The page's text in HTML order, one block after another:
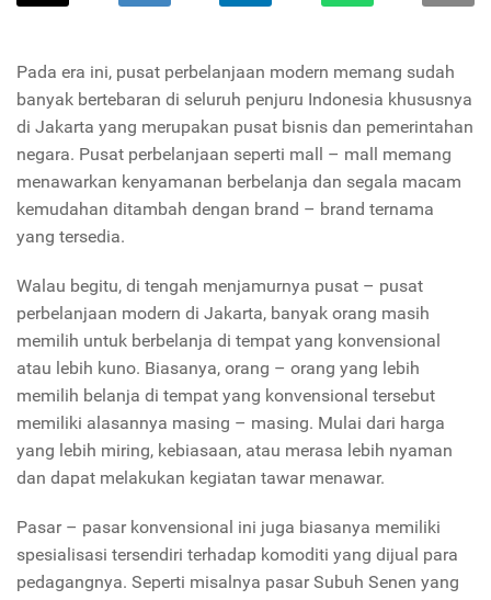
Pada era ini, pusat perbelanjaan modern memang sudah
banyak bertebaran di seluruh penjuru Indonesia khususnya
di Jakarta yang merupakan pusat bisnis dan pemerintahan
negara. Pusat perbelanjaan seperti mall – mall memang
menawarkan kenyamanan berbelanja dan segala macam
kemudahan ditambah dengan brand – brand ternama
yang tersedia.
Walau begitu, di tengah menjamurnya pusat – pusat
perbelanjaan modern di Jakarta, banyak orang masih
memilih untuk berbelanja di tempat yang konvensional
atau lebih kuno. Biasanya, orang – orang yang lebih
memilih belanja di tempat yang konvensional tersebut
memiliki alasannya masing – masing. Mulai dari harga
yang lebih miring, kebiasaan, atau merasa lebih nyaman
dan dapat melakukan kegiatan tawar menawar.
Pasar – pasar konvensional ini juga biasanya memiliki
spesialisasi tersendiri terhadap komoditi yang dijual para
pedagangnya. Seperti misalnya pasar Subuh Senen yang